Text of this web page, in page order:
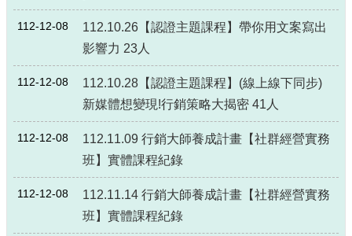
政
資
開
放
112-12-08
112.10.26【認證主題課程】帶你用文案寫出
影響力 23人
112-12-08
112.10.28【認證主題課程】(線上線下同步)
新媒體想變現!行銷策略大揭密 41人
112-12-08
112.11.09 行銷大師養成計畫【社群經營實務
班】實體課程紀錄
112-12-08
112.11.14 行銷大師養成計畫【社群經營實務
班】實體課程紀錄